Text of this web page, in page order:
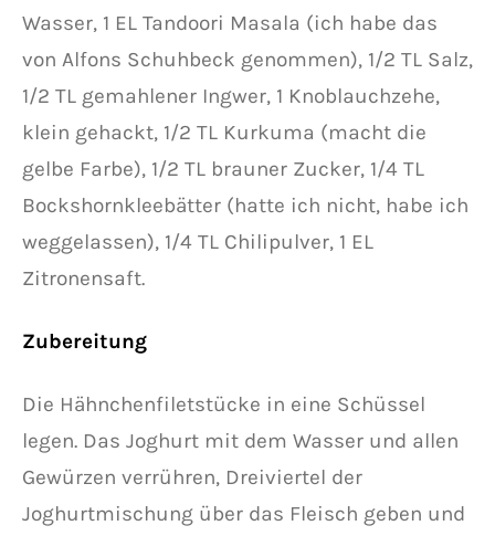
Wasser, 1 EL Tandoori Masala (ich habe das
von Alfons Schuhbeck genommen), 1/2 TL Salz,
1/2 TL gemahlener Ingwer, 1 Knoblauchzehe,
klein gehackt, 1/2 TL Kurkuma (macht die
gelbe Farbe), 1/2 TL brauner Zucker, 1/4 TL
Bockshornkleebätter (hatte ich nicht, habe ich
weggelassen), 1/4 TL Chilipulver, 1 EL
Zitronensaft.
Zubereitung
Die Hähnchenfiletstücke in eine Schüssel
legen. Das Joghurt mit dem Wasser und allen
Gewürzen verrühren, Dreiviertel der
Joghurtmischung über das Fleisch geben und